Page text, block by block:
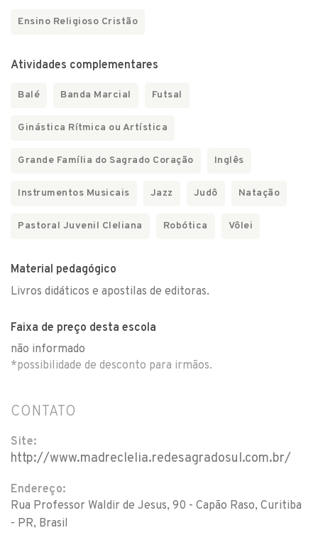
Ensino Religioso Cristão
Atividades complementares
Balé Banda Marcial Futsal
Ginástica Rítmica ou Artística
Grande Família do Sagrado Coração Inglês
Instrumentos Musicais Jazz Judô Natação
Pastoral Juvenil Cleliana Robótica Vôlei
Material pedagógico
Livros didáticos e apostilas de editoras.
Faixa de preço desta escola
não informado
*possibilidade de desconto para irmãos.
CONTATO
Site:
http://www.madreclelia.redesagradosul.com.br/
Endereço:
Rua Professor Waldir de Jesus, 90 - Capão Raso, Curitiba
- PR, Brasil